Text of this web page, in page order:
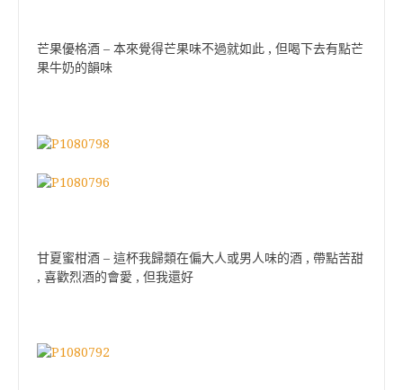
芒果優格酒 – 本來覺得芒果味不過就如此 , 但喝下去有點芒
果牛奶的韻味
甘夏蜜柑酒 – 這杯我歸類在偏大人或男人味的酒 , 帶點苦甜
, 喜歡烈酒的會愛 , 但我還好